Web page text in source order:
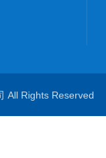
司 All Rights